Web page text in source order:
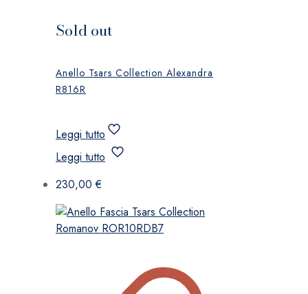
Sold out
Anello Tsars Collection Alexandra
R816R
Leggi tutto
Leggi tutto
230,00€